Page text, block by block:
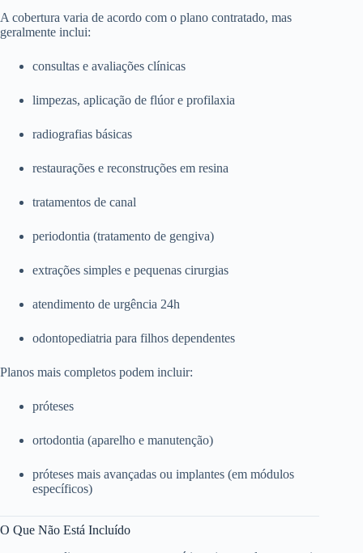
A cobertura varia de acordo com o plano contratado, mas
geralmente inclui:
consultas e avaliações clínicas
limpezas, aplicação de flúor e profilaxia
radiografias básicas
restaurações e reconstruções em resina
tratamentos de canal
periodontia (tratamento de gengiva)
extrações simples e pequenas cirurgias
atendimento de urgência 24h
odontopediatria para filhos dependentes
Planos mais completos podem incluir:
próteses
ortodontia (aparelho e manutenção)
próteses mais avançadas ou implantes (em módulos
específicos)
O Que Não Está Incluído